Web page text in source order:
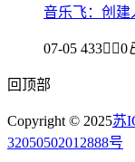
音乐飞：创建
07-05 433 0
回顶部
Copyright © 2025苏
32050502012888号